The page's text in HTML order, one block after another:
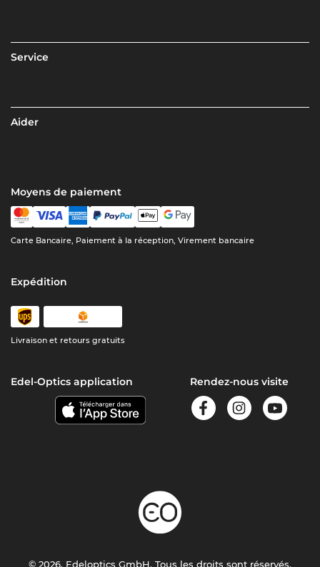
Service
Aider
Moyens de paiement
Carte Bancaire, Paiement à la réception, Virement bancaire
Expédition
Livraison et retours gratuits
Edel-Optics application Rendez-nous visite
© 2026, Edeloptics GmbH. Tous les droits sont réservés.